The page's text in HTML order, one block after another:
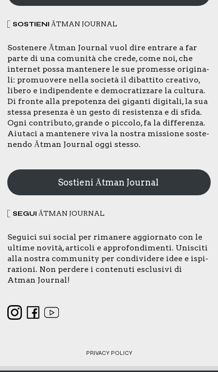
SOSTIE­NI ĀTMAN JOUR­NAL
Soste­ne­re Ātman Jour­nal vuol dire entra­re a far
par­te di una comu­ni­tà che cre­de, come noi, che
inter­net pos­sa man­te­ne­re le sue pro­mes­se ori­gi­na­
li: pro­muo­ve­re nel­la socie­tà il dibat­ti­to crea­ti­vo,
libe­ro e indi­pen­den­te e demo­cra­tiz­za­re la cul­tu­ra.
Di fron­te alla pre­po­ten­za dei gigan­ti digi­ta­li, la sua
stes­sa pre­sen­za è un gesto di resi­sten­za e di sfi­da.
Ogni con­tri­bu­to, gran­de o pic­co­lo, fa la dif­fe­ren­za.
Aiu­ta­ci a man­te­ne­re viva la nostra mis­sio­ne soste­
nen­do Ātman Jour­nal oggi stes­so.
Sostieni Ātman Journal
SEGUI ĀTMAN JOUR­NAL
Segui­ci sui social per rima­ne­re aggior­na­to con le
ulti­me novi­tà, arti­co­li e appro­fon­di­men­ti. Uni­sci­ti
alla nostra com­mu­ni­ty per con­di­vi­de­re idee e ispi­
ra­zio­ni. Non per­de­re i con­te­nu­ti esclu­si­vi di
Atman Jour­nal!
PRI­VA­CY POLI­CY